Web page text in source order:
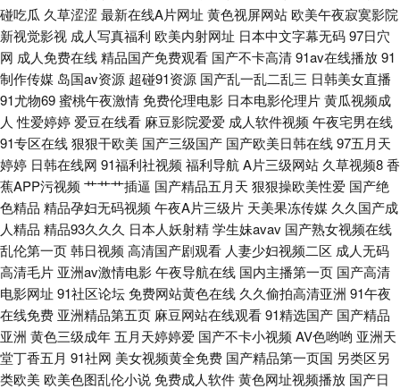
品 国产TS系里 欧美浮力 熟女黑丝足交 中文字幕国产主播 97伊人 丁香8月大
香蕉 久久国产高潮久久 午夜情色成人在线 91人妻成人专区 精品综合国浮 五
月四房色播婷婷 AV岛国论坛 黄网址在线看 欧美色图2 婷婷色色网 91才热
www俺去色色 久草视频在线毛片 日本AⅤ在线 91看片入口 福利视频合集 丝
袜性爱 日本鳥国片 亚洲另类图区88 韩日在线 人人摸97 亚洲不卡一二一 91
视频综合1 成人网站黑丝 三级区美女 91欧洲视频 福利含羞草社区 麻豆国产
在线 日韩情侣av 伊人大香蕉网 阿v视频在线观看 国产精品久久撸 亚洲特黄
精品网站导航 91国视频 欧美午夜剧场 麻豆91巨炮 午夜国产传媒在线 玖玖精
品 超碰社区自拍 3级片另类 人妖社区午夜剧场 国产人妖另类在线 日韩影音
碰吃瓜 久草涩涩 最新在线A片网址 黄色视屏网站 欧美午夜寂寞影院
新视觉影视 成人写真福利 欧美内射网址 日本中文字幕无码97日穴
网 成人免费在线精品国产免费观看 国产不卡高清91av在线播放91
制作传媒 岛国av资源 超碰91资源 国产乱一乱二乱三 日韩美女直播
91尤物69蜜桃午夜激情免费伦理电影 日本电影伦理片黄瓜视频成
人 性爱婷婷 爱豆在线看 麻豆影院爱爱 成人软件视频 午夜宅男在线
91专区在线狠狠干欧美 国产三级国产 国产欧美日韩在线97五月天
婷婷 日韩在线网 91福利社视频 福利导航 A片三级网站 久草视频8香
蕉APP污视频 艹艹艹插逼 国产精品五月天 狠狠操欧美性爱 国产绝
色精品 精品孕妇无码视频 午夜A片三级片 天美果冻传媒 久久国产成
人精品 精品93久久久 日本人妖射精学生妹avav 国产熟女视频在线
乱伦第一页韩日视频 高清国产剧观看 人妻少妇视频二区 成人无码
高清毛片 亚洲av激情电影午夜导航在线 国内主播第一页 国产高清
电影网址 91社区论坛免费网站黄色在线 久久偷拍高清亚洲 91午夜
在线免费 亚洲精品第五页 麻豆网站在线观看91精选国产 国产精品
亚洲 黄色三级成年 五月天婷婷爱 国产不卡小视频 AV色哟哟 亚洲天
堂丁香五月 91社网 美女视频黄全免费 国产精品第一页国 另类区另
类欧美 欧美色图乱伦小说免费成人软件黄色网址视频播放 国产日